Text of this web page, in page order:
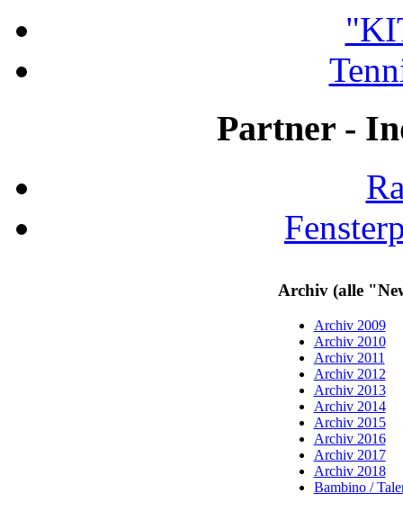
Partner -
Archiv (alle
Archiv 2009
Archiv 2010
Archiv 2011
Archiv 2012
Archiv 2013
Archiv 2014
Archiv 2015
Archiv 2016
Archiv 2017
Archiv 2018
Bambino /